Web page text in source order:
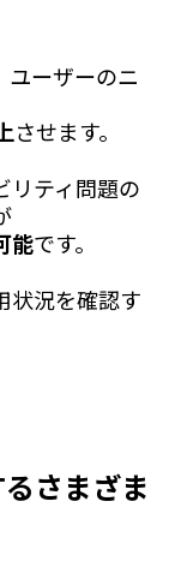
ユーザーのニ
させます。
リティ問題の
能です。
状況を確認す
さまざま